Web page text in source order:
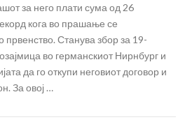
за него плати сума од 26
кога во прашање се
првенство. Станува збор за 19-
во германскиот Нирнбург и
да го откупи неговиот договор и
За овој …